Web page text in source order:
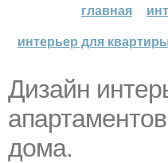
главная
интерьер для
Дизайн
дома.